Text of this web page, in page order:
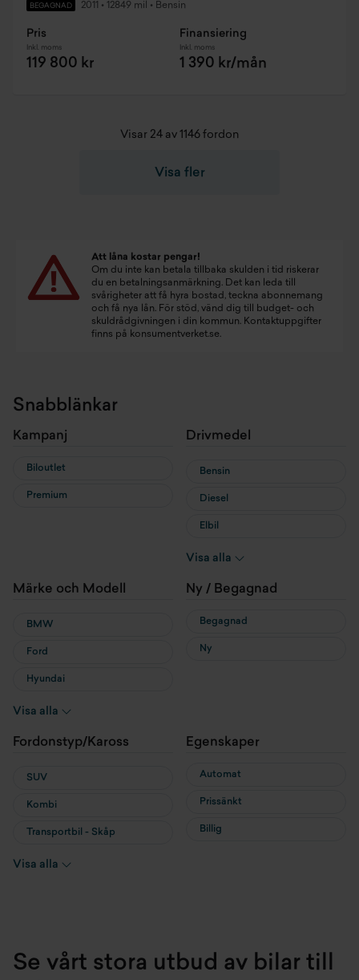
BEGAGNAD 2011 • 12849 mil • Bensin
Pris
Inkl. moms
119 800 kr
Finansiering
Inkl. moms
1 390 kr/mån
Visar 24 av 1146 fordon
Visa fler
Att låna kostar pengar!
Om du inte kan betala tillbaka skulden i tid riskerar
du en betalningsanmärkning. Det kan leda till
svårigheter att få hyra bostad, teckna abonnemang
och få nya lån. För stöd, vänd dig till budget- och
skuldrådgivningen i din kommun. Kontaktuppgifter
finns på konsumentverket.se.
Snabblänkar
Kampanj
Biloutlet
Premium
Drivmedel
Bensin
Diesel
Elbil
Hybrid
Visa alla
Märke och Modell
BMW
Ford
Hyundai
MINI
Visa alla
Ny / Begagnad
Begagnad
Ny
Fordonstyp/Kaross
SUV
Kombi
Transportbil - Skåp
Transportbil - Flak
Visa alla
Egenskaper
Automat
Prissänkt
Billig
Se vårt stora utbud av bilar till